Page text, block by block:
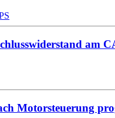
am
Motorsteuerung